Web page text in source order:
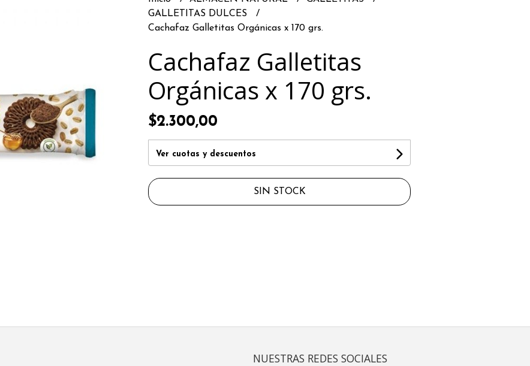
GALLETITAS DULCES
Cachafaz Galletitas Orgánicas x 170 grs.
Cachafaz Galletitas
Orgánicas x 170 grs.
$2.300,00
Ver cuotas y descuentos
SIN STOCK
NUESTRAS REDES SOCIALES